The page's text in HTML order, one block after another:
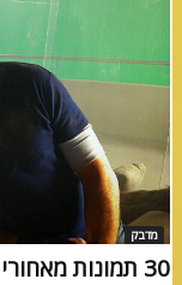
מדבק
30 תמונות מאחורי הקלעים של סרטי מארוול